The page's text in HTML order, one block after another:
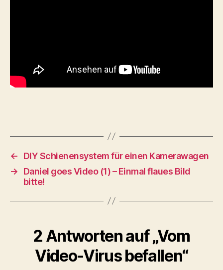
←
DIY Schienensystem für einen Kamerawagen
→
Daniel goes Video (1) – Einmal flaues Bild
bitte!
2 Antworten auf „Vom
Video-Virus befallen“